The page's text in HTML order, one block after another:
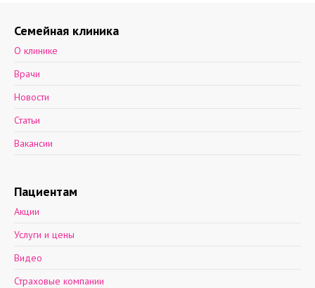
Семейная клиника
О клинике
Врачи
Новости
Статьи
Вакансии
Пациентам
Акции
Услуги и цены
Видео
Страховые компании